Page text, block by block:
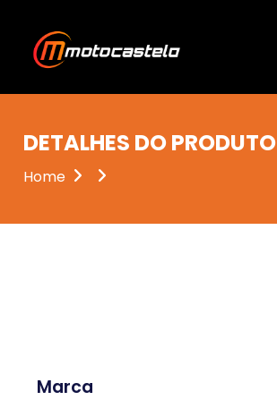
DETALHES DO PRODUTO
Home
Marca